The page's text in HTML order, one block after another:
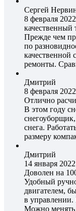
Сергей
8 февраля
качественный
Прежде чем
по
качественной
ремонты.
Дмитрий
8 февраля
Отлично
В этом году
снега.
размеру
Дмитрий
14 января
Доволен на
Удобный
двигателем,
в управлении.
Можно менять